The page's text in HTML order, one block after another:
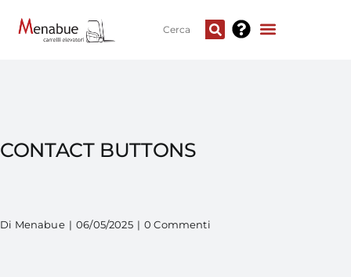
CONTACT BUTTONS
Di Menabue | 06/05/2025 | 0 Commenti